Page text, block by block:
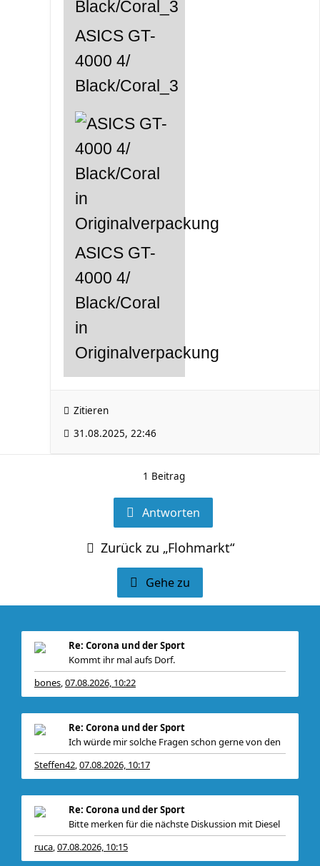
ASICS GT-
4000 4/
Black/Coral_3
ASICS GT-
4000 4/
Black/Coral
in
Originalverpackung
Zitieren
31.08.2025, 22:46
1 Beitrag
Antworten
Zurück zu „Flohmarkt“
Gehe zu
Re: Corona und der Sport
Kommt ihr mal aufs Dorf.
Wir waren froh, d
bones,07.08.2026, 10:22
Re: Corona und der Sport
Ich würde mir solche Fragen schon gerne von den
Steffen42,07.08.2026, 10:17
Re: Corona und der Sport
Bitte merken für die nächste Diskussion mit Diesel
ruca,07.08.2026, 10:15